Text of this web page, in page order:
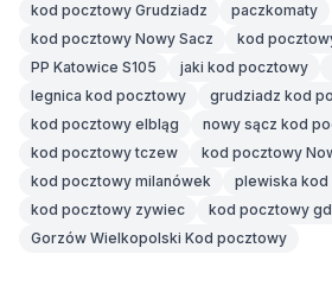
kod pocztowy Grudziadz
paczkomaty
kod pocztowy Nowy Sacz
kod
PP Katowice S105
jaki kod pocztowy
legnica kod pocztowy
grudziadz kod
kod pocztowy elbląg
nowy sącz kod
kod pocztowy tczew
kod pocztowy
kod pocztowy milanówek
plewiska
kod pocztowy zywiec
kod pocztowy
Gorzów Wielkopolski Kod pocztowy